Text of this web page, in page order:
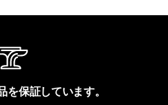
を保証しています。